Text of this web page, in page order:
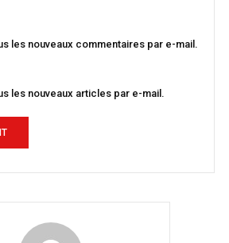
les nouveaux commentaires par e-mail.
les nouveaux articles par e-mail.